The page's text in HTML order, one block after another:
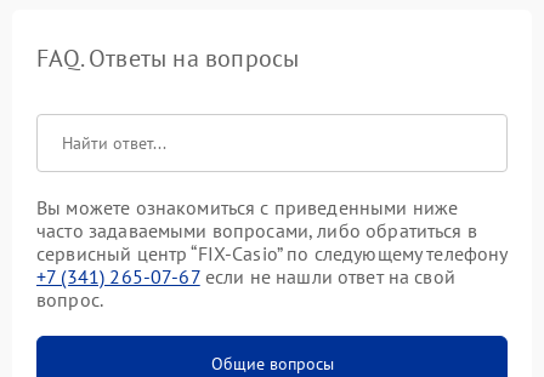
FAQ. Ответы на вопросы
Вы можете ознакомиться с приведенными ниже
часто задаваемыми вопросами, либо обратиться в
сервисный центр “FIX-Casio” по следующему телефону
+7 (341) 265-07-67если не нашли ответ на свой
вопрос.
Общие вопросы